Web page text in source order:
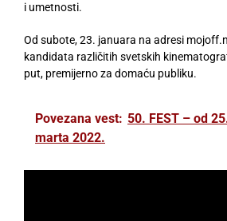
i umetnosti.
Od subote, 23. januara na adresi
kandidata različitih svetskih
put, premijerno za domaću publiku.
Povezana vest: 50. FEST – od
marta 2022.